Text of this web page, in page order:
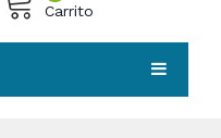
Carrito